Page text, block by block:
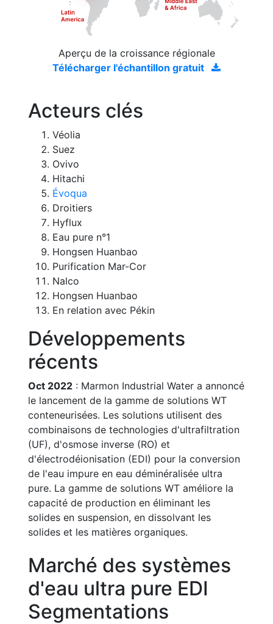
Aperçu de la croissance régionale
Télécharger l'échantillon gratuit
Acteurs clés
Véolia
Suez
Ovivo
Hitachi
Évoqua
Droitiers
Hyflux
Eau pure n°1
Hongsen Huanbao
Purification Mar-Cor
Nalco
Hongsen Huanbao
En relation avec Pékin
Développements
récents
Oct 2022 : Marmon Industrial Water a annoncé
le lancement de la gamme de solutions WT
conteneurisées. Les solutions utilisent des
combinaisons de technologies d'ultrafiltration
(UF), d'osmose inverse (RO) et
d'électrodéionisation (EDI) pour la conversion
de l'eau impure en eau déminéralisée ultra
pure. La gamme de solutions WT améliore la
capacité de production en éliminant les
solides en suspension, en dissolvant les
solides et les matières organiques.
Marché des systèmes
d'eau ultra pure EDI
Segmentations